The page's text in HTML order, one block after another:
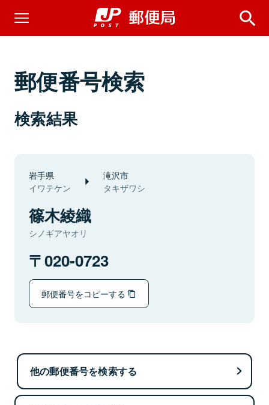
郵便番号検索
検索結果
岩手県
イワテケン
滝沢市
タキザワシ
篠木綾織
シノギアヤオリ
020-0723
郵便番号をコピーする
他の郵便番号を検索する